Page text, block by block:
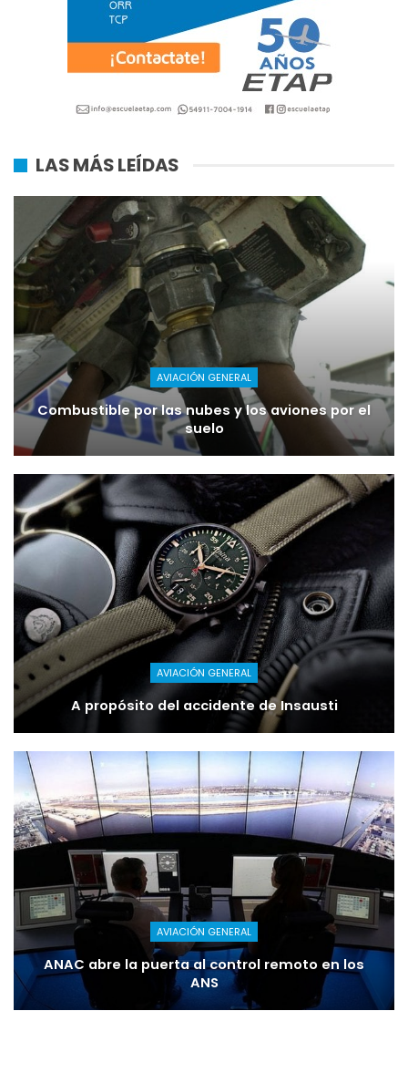
LAS MÁS LEÍDAS
AVIACIÓN GENERAL
Combustible por las nubes y los aviones por el
suelo
AVIACIÓN GENERAL
A propósito del accidente de Insausti
AVIACIÓN GENERAL
ANAC abre la puerta al control remoto en los
ANS